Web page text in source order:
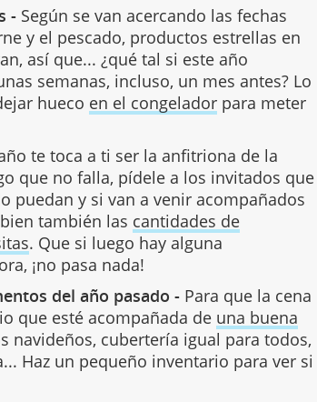
- Según se van acercando las fechas
y el pescado, productos estrellas en
así que... ¿qué tal si este año
semanas, incluso, un mes antes? Lo
hueco en el congelador para meter
te toca a ti ser la anfitriona de la
que no falla, pídele a los invitados que
puedan y si van a venir acompañados
también las cantidades de
. Que si luego hay alguna
¡no pasa nada!
del año pasado - Para que la cena
que esté acompañada de una buena
navideños, cubertería igual para todos,
Haz un pequeño inventario para ver si